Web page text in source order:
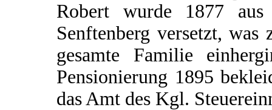
Robert wurde 1877 aus
Senftenberg versetzt,
gesamte Familie
Pensionierung 1895
das Amt des Kgl.